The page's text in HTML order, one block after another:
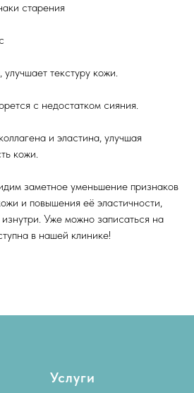
старения
текстуру кожи.
с недостатком сияния.
и эластина, улучшая
кожи.
заметное уменьшение признаков
и повышения её эластичности,
Уже можно записаться на
в нашей клинике!
Услуги